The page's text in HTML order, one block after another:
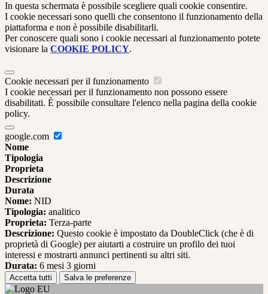
In questa schermata è possibile scegliere quali cookie consentire.
I cookie necessari sono quelli che consentono il funzionamento della
piattaforma e non è possibile disabilitarli.
Per conoscere quali sono i cookie necessari al funzionamento potete
visionare la COOKIE POLICY.
Cookie necessari per il funzionamento
I cookie necessari per il funzionamento non possono essere
disabilitati. È possibile consultare l'elenco nella pagina della cookie
policy.
google.com
Nome
Tipologia
Proprieta
Descrizione
Durata
Nome: NID
Tipologia: analitico
Proprieta: Terza-parte
Descrizione: Questo cookie è impostato da DoubleClick (che è di
proprietà di Google) per aiutarti a costruire un profilo dei tuoi
interessi e mostrarti annunci pertinenti su altri siti.
Durata: 6 mesi 3 giorni
Accetta tutti Salva le preferenze